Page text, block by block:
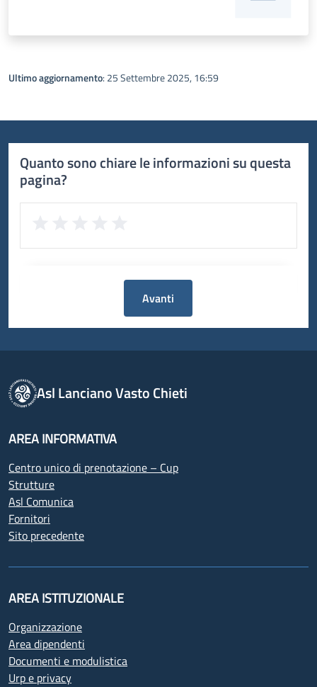
Ultimo aggiornamento: 25 Settembre 2025, 16:59
Quanto sono chiare le informazioni su questa
pagina?
Avanti
Asl Lanciano Vasto Chieti
AREA INFORMATIVA
Centro unico di prenotazione – Cup
Strutture
Asl Comunica
Fornitori
Sito precedente
AREA ISTITUZIONALE
Organizzazione
Area dipendenti
Documenti e modulistica
Urp e privacy